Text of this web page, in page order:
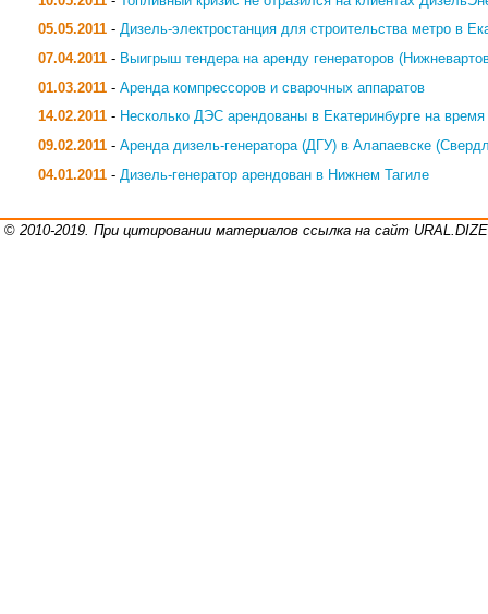
05.05.2011 - Дизель-электростанция для строительства метро в
07.04.2011 - Выигрыш тендера на аренду генераторов
01.03.2011 - Аренда компрессоров и сварочных аппаратов
14.02.2011 - Несколько ДЭС арендованы в Екатеринбурге на время
09.02.2011 - Аренда дизель-генератора (ДГУ) в Алапаевске
04.01.2011 - Дизель-генератор арендован в Нижнем Тагиле
© 2010-2019. При цитировании материалов ссылка на сайт